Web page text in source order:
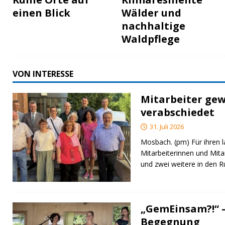
einen Blick
Wälder und
nachhaltige
Waldpflege
VON INTERESSE
Mitarbeiter
verabschiedet
31. Juli 2026
Mosbach. (pm) Für ihren
Mitarbeiterinnen und
und zwei weitere in den
„GemEinsam?!“
Begegnung